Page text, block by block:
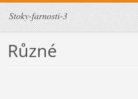
Stoky-farnosti-3
Různé